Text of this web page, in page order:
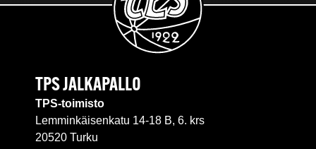
TPS JALKAPALLO
TPS-toimisto
Lemminkäisenkatu 14-18 B, 6. krs
20520 Turku